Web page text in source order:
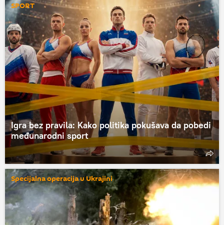
SPORT
Igra bez pravila: Kako politika pokušava da pobedi
međunarodni sport
Specijalna operacija u Ukrajini